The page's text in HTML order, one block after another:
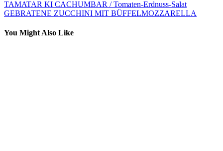
TAMATAR KI CACHUMBAR / Tomaten-Erdnuss-Salat
GEBRATENE ZUCCHINI MIT BÜFFELMOZZARELLA
You Might Also Like